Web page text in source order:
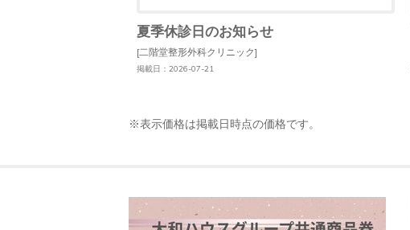
夏季休診日のお知らせ
[二階堂整形外科クリニック]
掲載日：2026-07-21
※表示価格は掲載日時点の価格です。